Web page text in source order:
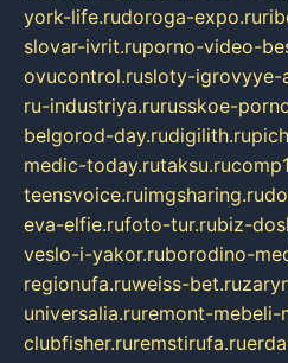
york-life.rudoroga-expo.ru
slovar-ivrit.ruporno-video-
ovucontrol.rusloty-igrovyye-
ru-industriya.rurusskoe-
belgorod-day.rudigilith.ru
medic-today.rutaksu.ru
teensvoice.ruimgsharing.ru
eva-elfie.rufoto-tur.rubiz-
veslo-i-yakor.ruborodino-
regionufa.ruweiss-bet.ru
universalia.ruremont-mebeli-
clubfisher.ruremstirufa.ru